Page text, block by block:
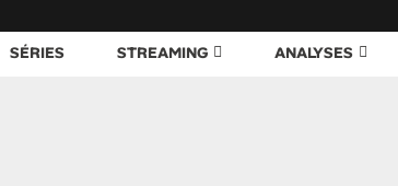
SÉRIES STREAMING ANALYSES